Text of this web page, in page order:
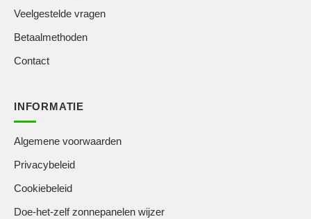
Veelgestelde vragen
Betaalmethoden
Contact
INFORMATIE
Algemene voorwaarden
Privacybeleid
Cookiebeleid
Doe-het-zelf zonnepanelen wijzer